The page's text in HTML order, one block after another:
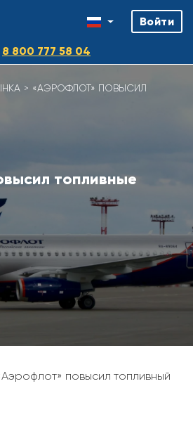
Войти
8 800 777 58 04
«АЭРОФЛОТ» ПОВЫСИЛ
топливные
повысил топливный